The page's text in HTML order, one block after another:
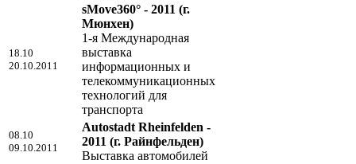
18.10
20.10.2011
sMove360° - 2011 (г.
Мюнхен)
1-я Международная
выставка
информационных и
телекоммуникационных
технологий для
транспорта
08.10
09.10.2011
Autostadt Rheinfelden -
2011 (г. Райнфельден)
Выставка автомобилей